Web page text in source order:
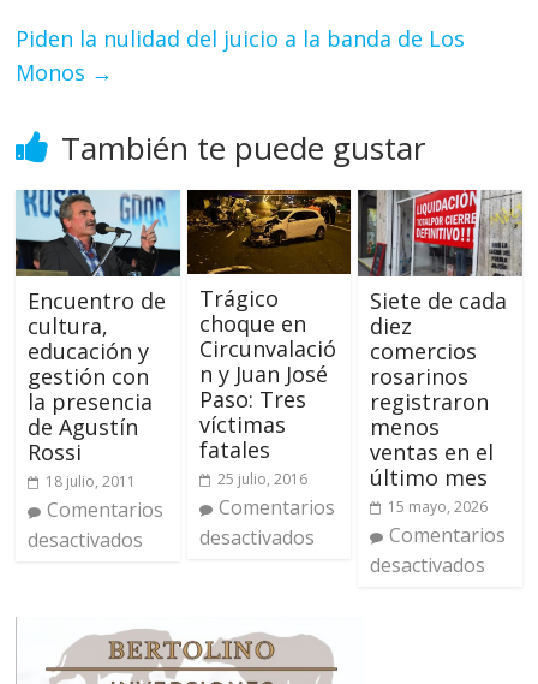
Piden la nulidad del juicio a la banda de Los
Monos →
También te puede gustar
Encuentro de
cultura,
educación y
gestión con
la presencia
de Agustín
Rossi
18 julio, 2011
Comentarios
desactivados
Trágico
choque en
Circunvalació
n y Juan José
Paso: Tres
víctimas
fatales
25 julio, 2016
Comentarios
desactivados
Siete de cada
diez
comercios
rosarinos
registraron
menos
ventas en el
último mes
15 mayo, 2026
Comentarios
desactivados